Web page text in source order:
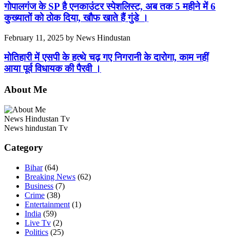
गोपालगंज के SP है एनकाउंटर स्पेशलिस्ट, अब तक 5 महीने में 6
कुख्यातों को ठोक दिया, खौफ खाते हैं गुंडे ।
February 11, 2025 by News Hindustan
मोतिहारी में एसपी के हत्थे चढ़ गए निगरानी के दारोगा, काम नहीं
आया पूर्व विधायक की पैरवी ।
About Me
News Hindustan Tv
News hindustan Tv
Category
Bihar(64)
Breaking News (62)
Business (7)
Crime (38)
Entertainment (1)
India (59)
Live Tv (2)
Politics (25)